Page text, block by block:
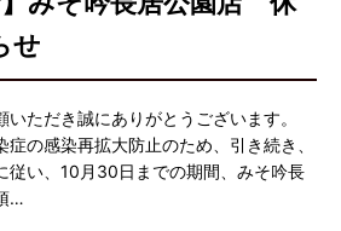
せ
ただき誠にありがとうございます。
の感染再拡大防止のため、引き続き、
従い、10月30日までの期間、みそ吟長
…